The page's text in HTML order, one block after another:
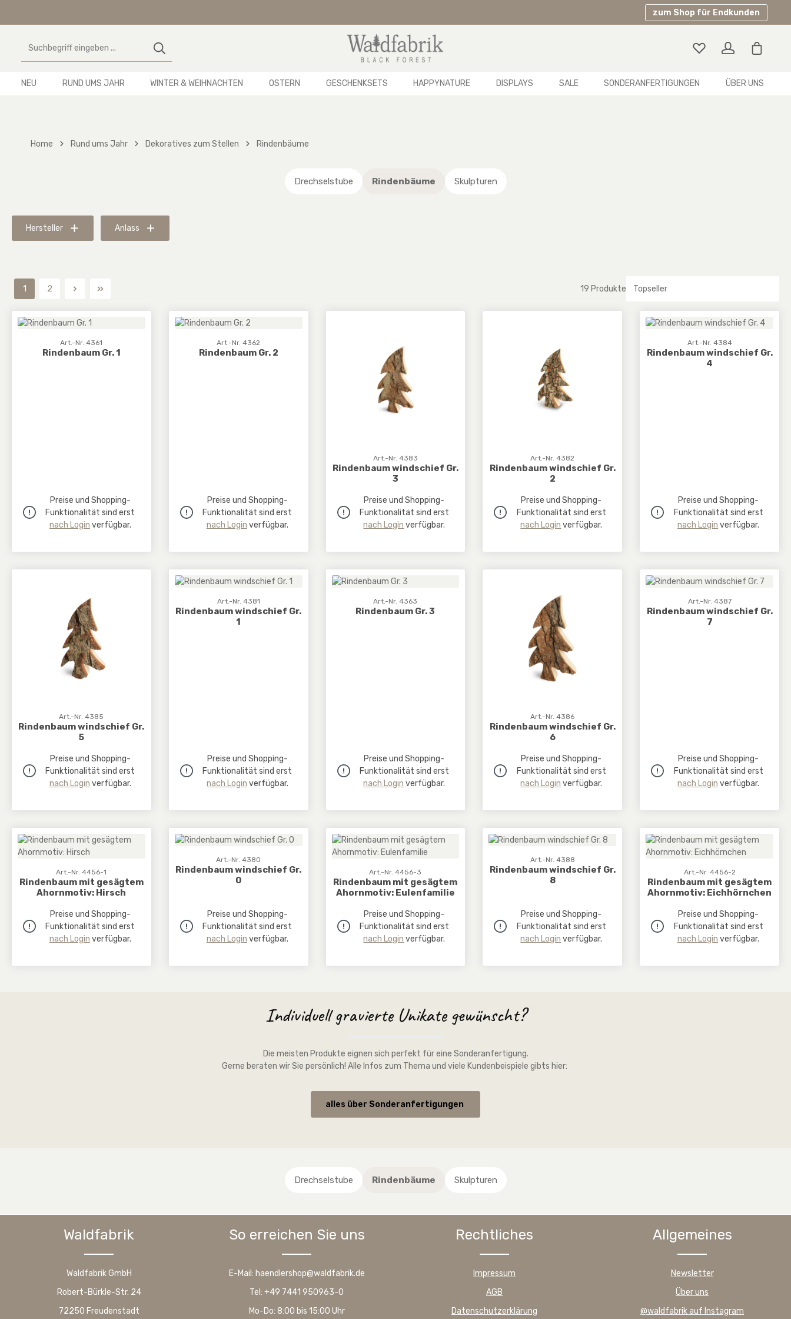
zum Shop für Endkunden
NEU RUND UMS JAHR WINTER & WEIHNACHTEN OSTERN GESCHENKSETS HAPPYNATURE DISPLAYS SALE SONDERANFERTIGUNGEN ÜBER UNS
Home Rund ums Jahr Dekoratives zum Stellen Rindenbäume
Drechselstube Rindenbäume Skulpturen
Hersteller Anlass
Seite
1
Seite
2 19 Produkte
Art.-Nr. 4361
Rindenbaum Gr. 1
Preise und Shopping-
Funktionalität sind erst
nach Login verfügbar.
Art.-Nr. 4362
Rindenbaum Gr. 2
Preise und Shopping-
Funktionalität sind erst
nach Login verfügbar.
Art.-Nr. 4383
Rindenbaum windschief Gr.
3
Preise und Shopping-
Funktionalität sind erst
nach Login verfügbar.
Art.-Nr. 4382
Rindenbaum windschief Gr.
2
Preise und Shopping-
Funktionalität sind erst
nach Login verfügbar.
Art.-Nr. 4384
Rindenbaum windschief Gr.
4
Preise und Shopping-
Funktionalität sind erst
nach Login verfügbar.
Art.-Nr. 4385
Rindenbaum windschief Gr.
5
Preise und Shopping-
Funktionalität sind erst
nach Login verfügbar.
Art.-Nr. 4381
Rindenbaum windschief Gr.
1
Preise und Shopping-
Funktionalität sind erst
nach Login verfügbar.
Art.-Nr. 4363
Rindenbaum Gr. 3
Preise und Shopping-
Funktionalität sind erst
nach Login verfügbar.
Art.-Nr. 4386
Rindenbaum windschief Gr.
6
Preise und Shopping-
Funktionalität sind erst
nach Login verfügbar.
Art.-Nr. 4387
Rindenbaum windschief Gr.
7
Preise und Shopping-
Funktionalität sind erst
nach Login verfügbar.
Art.-Nr. 4456-1
Rindenbaum mit gesägtem
Ahornmotiv: Hirsch
Preise und Shopping-
Funktionalität sind erst
nach Login verfügbar.
Art.-Nr. 4380
Rindenbaum windschief Gr.
0
Preise und Shopping-
Funktionalität sind erst
nach Login verfügbar.
Art.-Nr. 4456-3
Rindenbaum mit gesägtem
Ahornmotiv: Eulenfamilie
Preise und Shopping-
Funktionalität sind erst
nach Login verfügbar.
Art.-Nr. 4388
Rindenbaum windschief Gr.
8
Preise und Shopping-
Funktionalität sind erst
nach Login verfügbar.
Art.-Nr. 4456-2
Rindenbaum mit gesägtem
Ahornmotiv: Eichhörnchen
Preise und Shopping-
Funktionalität sind erst
nach Login verfügbar.
Individuell gravierte Unikate gewünscht?
Die meisten Produkte eignen sich perfekt für eine Sonderanfertigung.
Gerne beraten wir Sie persönlich! Alle Infos zum Thema und viele Kundenbeispiele gibts hier:
alles über Sonderanfertigungen
Drechselstube Rindenbäume Skulpturen
Waldfabrik
Waldfabrik GmbH
Robert-Bürkle-Str. 24
72250 Freudenstadt
So erreichen Sie uns
E-Mail: haendlershop@waldfabrik.de
Tel: +49 7441 950963-0
Mo-Do: 8:00 bis 15:00 Uhr
Rechtliches
Impressum
AGB
Datenschutzerklärung
Allgemeines
Newsletter
Über uns
@waldfabrik auf Instagram